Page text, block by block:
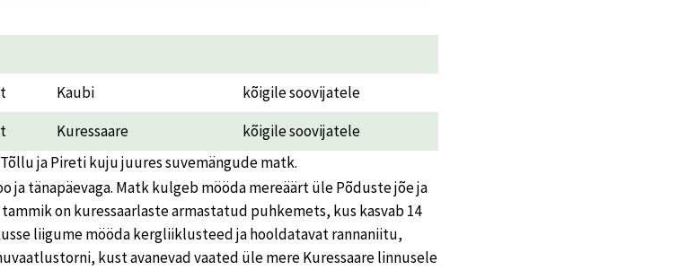
Kaubi
kõigile soovijatele
Kuressaare
kõigile soovijatele
ja Pireti kuju juures suvemängude matk.
ja tänapäevaga. Matk kulgeb mööda mereäärt üle Põduste jõe ja
on kuressaarlaste armastatud puhkemets, kus kasvab 14
liigume mööda kergliiklusteed ja hooldatavat rannaniitu,
kust avanevad vaated üle mere Kuressaare linnusele